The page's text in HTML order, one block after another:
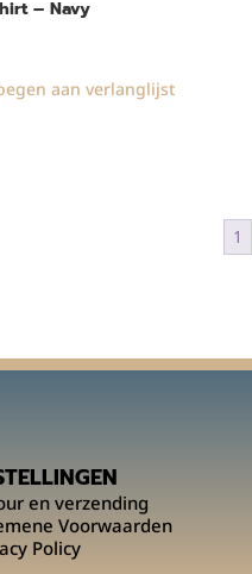
– Navy
aan verlanglijst
1
en verzending
Voorwaarden
Policy